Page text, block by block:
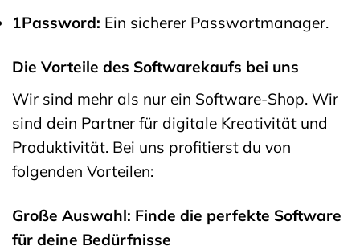
1Password: Ein sicherer Passwortmanager.
Die Vorteile des Softwarekaufs bei uns
Wir sind mehr als nur ein Software-Shop. Wir
sind dein Partner für digitale Kreativität und
Produktivität. Bei uns profitierst du von
folgenden Vorteilen:
Große Auswahl: Finde die perfekte Software
für deine Bedürfnisse